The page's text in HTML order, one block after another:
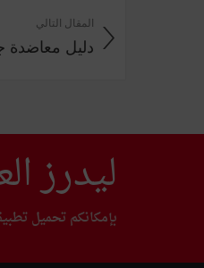
المقال التالي
دليل معاضدة
ليدرز
بإمكانكم تحميل